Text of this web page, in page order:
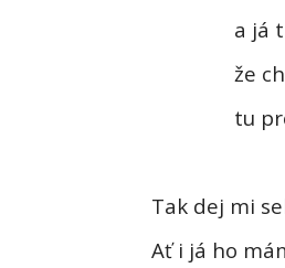
a já
že
tu
Tak dej mi
Ať i já ho